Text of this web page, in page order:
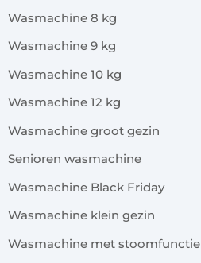
Wasmachine 8 kg
Wasmachine 9 kg
Wasmachine 10 kg
Wasmachine 12 kg
Wasmachine groot gezin
Senioren wasmachine
Wasmachine Black Friday
Wasmachine klein gezin
Wasmachine met stoomfunctie